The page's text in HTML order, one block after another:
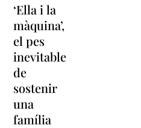
‘Ella i la
màquina’,
el pes
inevitable
de
sostenir
una
família